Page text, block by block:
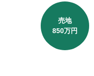
売地
850万円